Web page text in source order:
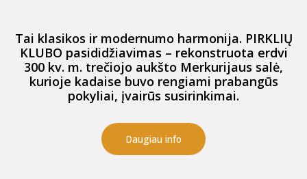
Tai klasikos ir modernumo harmonija. PIRKLIŲ
KLUBO pasididžiavimas – rekonstruota erdvi
300 kv. m. trečiojo aukšto Merkurijaus salė,
kurioje kadaise buvo rengiami prabangūs
pokyliai, įvairūs susirinkimai.
Daugiau info